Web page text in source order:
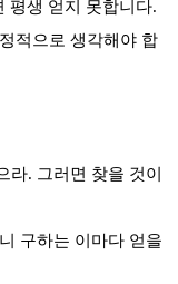
평생 얻지 못합니다.
적으로 생각해야 합
라. 그러면 찾을 것이
구하는 이마다 얻을